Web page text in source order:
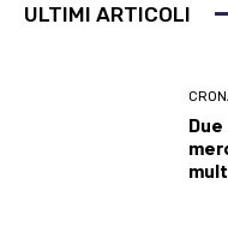
ULTIMI ARTICOLI